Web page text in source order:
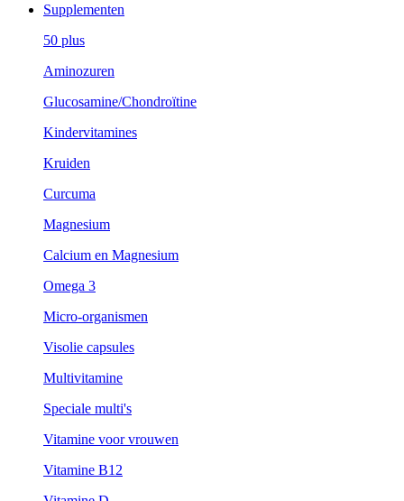
Supplementen
50 plus
Aminozuren
Glucosamine/Chondroïtine
Kindervitamines
Kruiden
Curcuma
Magnesium
Calcium en Magnesium
Omega 3
Micro-organismen
Visolie capsules
Multivitamine
Speciale multi's
Vitamine voor vrouwen
Vitamine B12